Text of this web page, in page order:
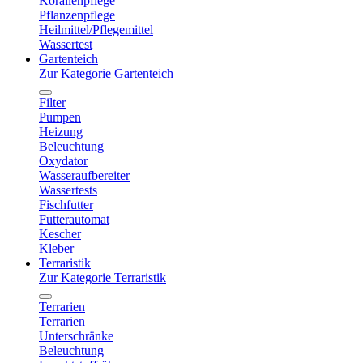
Pflanzenpflege
Heilmittel/Pflegemittel
Wassertest
Gartenteich
Zur Kategorie Gartenteich
Filter
Pumpen
Heizung
Beleuchtung
Oxydator
Wasseraufbereiter
Wassertests
Fischfutter
Futterautomat
Kescher
Kleber
Terraristik
Zur Kategorie Terraristik
Terrarien
Terrarien
Unterschränke
Beleuchtung